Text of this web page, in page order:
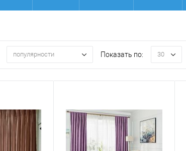
популярности Показать по: 30